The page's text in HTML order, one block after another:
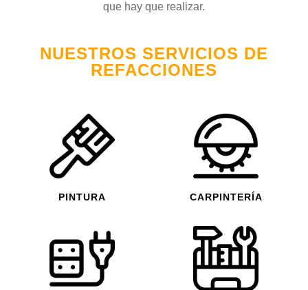
que hay que realizar.
NUESTROS SERVICIOS DE
REFACCIONES
PINTURA CARPINTERÍA